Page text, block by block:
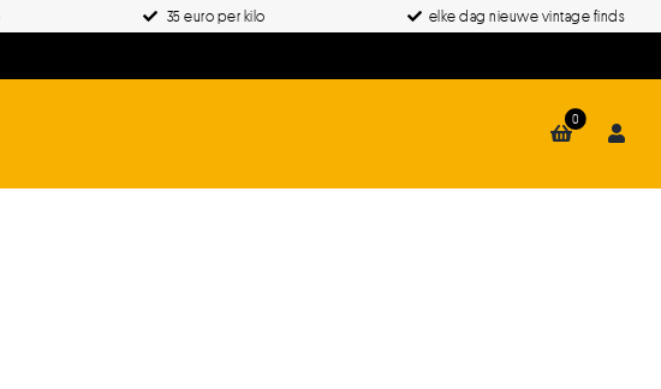
35 euro per kilo elke dag nieuwe vintage finds
0